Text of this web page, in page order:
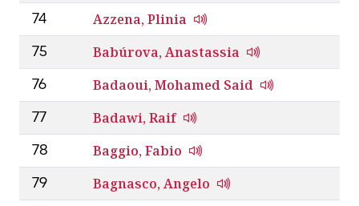
74 Azzena, Plinia
75 Babúrova, Anastassia
76 Badaoui, Mohamed Said
77 Badawi, Raif
78 Baggio, Fabio
79 Bagnasco, Angelo